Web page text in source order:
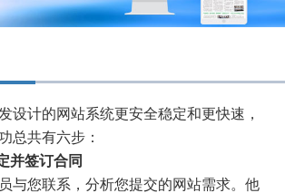
设计的网站系统更安全稳定和更快速，
总共有六步：
并签订合同
与您联系，分析您提交的网站需求。他